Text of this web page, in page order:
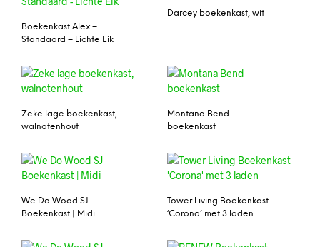
Boekenkast Alex –
Standaard – Lichte Eik
Darcey boekenkast, wit
Zeke lage boekenkast,
walnotenhout
Montana Bend
boekenkast
We Do Wood SJ
Boekenkast | Midi
Tower Living Boekenkast
‘Corona’ met 3 laden